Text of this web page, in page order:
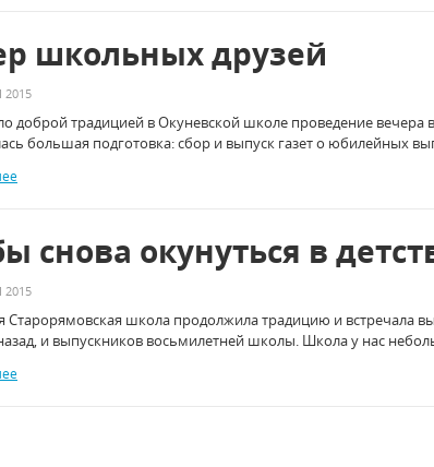
школьных друзей
доброй традицией в Окуневской школе проведение
большая подготовка: сбор и выпуск газет о юбилейных
снова окунуться в
Старорямовская школа продолжила традицию и встречала
и выпускников восьмилетней школы. Школа у нас